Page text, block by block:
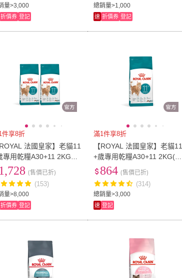
量>3,000
折價券 登記
總銷量>1,000
速 折價券 登記
件享8折
ROYAL 法國皇家】老貓11
專用乾糧A30+11 2KGX2
飼料 老齡貓 低脂保養 腎
康)
量>8,000
1,728 (售價已折)
(153)
折價券 登記
滿1件享8折
【ROYAL 法國皇家】老貓11
+歲專用乾糧A30+11 2KG(貓
飼料 老齡貓 低脂保養 腎臟
總銷量>3,000
864 (售價已折)
(314)
速 登記